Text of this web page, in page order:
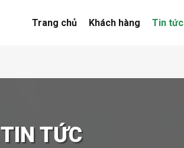
Trang chủ Khách hàng Tin tức
TIN TỨC